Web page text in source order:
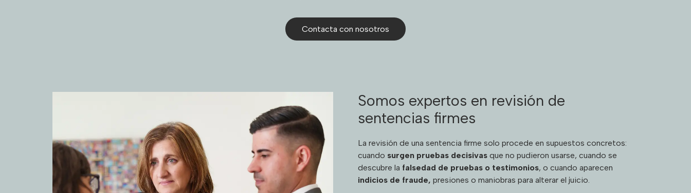
Contacta con nosotros
Somos expertos en revisión de
sentencias firmes
La revisión de una sentencia firme solo procede en supuestos concretos:
cuando surgen pruebas decisivas que no pudieron usarse, cuando se
descubre la falsedad de pruebas o testimonios, o cuando aparecen
indicios de fraude, presiones o maniobras para alterar el juicio.